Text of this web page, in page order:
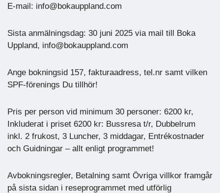
E-mail: info@bokauppland.com
Sista anmälningsdag: 30 juni 2025 via mail till Boka
Uppland, info@bokauppland.com
Ange bokningsid 157, fakturaadress, tel.nr samt vilken
SPF-förenings Du tillhör!
Pris per person vid minimum 30 personer: 6200 kr,
Inkluderat i priset 6200 kr: Bussresa t/r, Dubbelrum
inkl. 2 frukost, 3 Luncher, 3 middagar, Entrékostnader
och Guidningar – allt enligt programmet!
Avbokningsregler, Betalning samt Övriga villkor framgår
på sista sidan i reseprogrammet med utförlig